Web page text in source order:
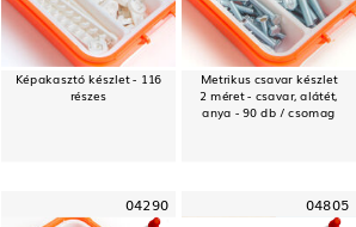
Képakasztó készlet - 116
részes
Metrikus csavar készlet
2 méret - csavar, alátét,
anya - 90 db / csomag
04290 04805